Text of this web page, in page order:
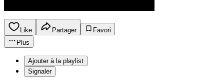
Like Partager
Favori
Plus
Ajouter à la playlist
Signaler